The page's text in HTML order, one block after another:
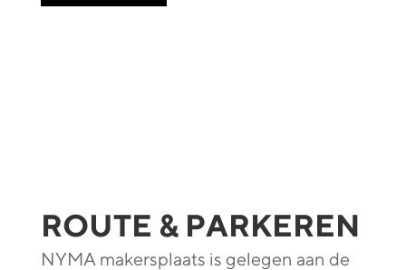
ROUTE & PARKEREN
NYMA makersplaats is gelegen aan de